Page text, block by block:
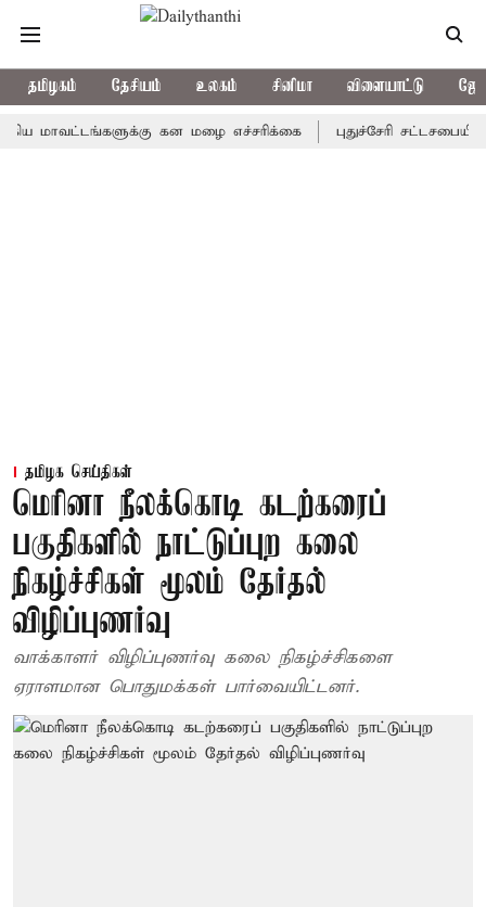
தமிழகம் தேசியம் உலகம் சினிமா விளையாட்டு
கன மழை எச்சரிக்கை புதுச்சேரி சட்டசபையில்
தமிழக செய்திகள்
மெரினா நீலக்கொடி கடற்கரைப்
பகுதிகளில் நாட்டுப்புற கலை
நிகழ்ச்சிகள் மூலம் தேர்தல்
விழிப்புணர்வு
வாக்காளர் விழிப்புணர்வு கலை நிகழ்ச்சிகளை
ஏராளமான பொதுமக்கள் பார்வையிட்டனர்.